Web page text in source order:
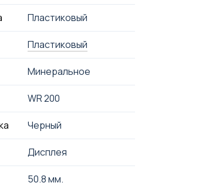
Пластиковый
Пластиковый
Минеральное
WR 200
Черный
Дисплея
50.8 мм.